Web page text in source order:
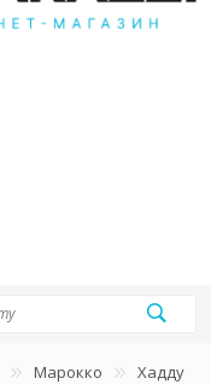
Марокко Хадду